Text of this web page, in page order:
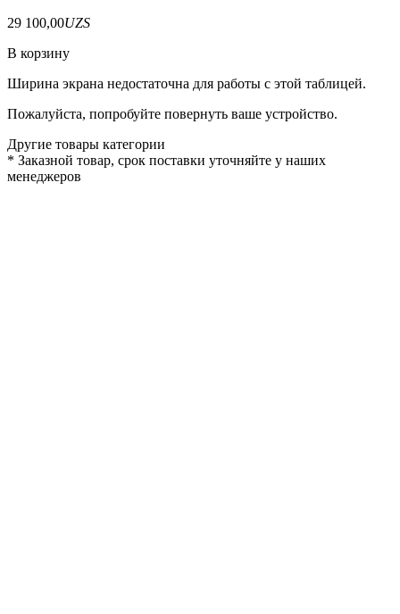
29 100,00UZS
В корзину
Ширина экрана недостаточна для работы с этой таблицей.
Пожалуйста, попробуйте повернуть ваше устройство.
Другие товары категории
* Заказной товар, срок поставки уточняйте у наших
менеджеров